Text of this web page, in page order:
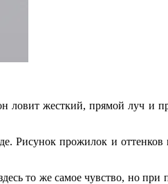
ловит жесткий, прямой луч и
Рисунок прожилок и оттенков
то же самое чувство, но при